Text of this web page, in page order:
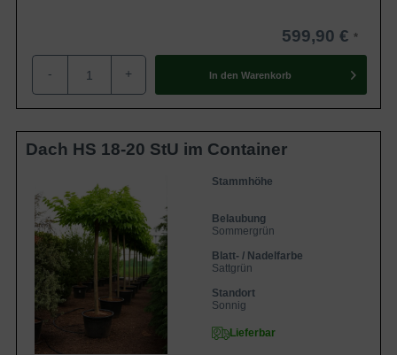
599,90 €
- + In den Warenkorb
Dach HS 18-20 StU im Container
Stammhöhe
Belaubung
Sommergrün
Blatt- / Nadelfarbe
Sattgrün
Standort
Sonnig
Lieferbar